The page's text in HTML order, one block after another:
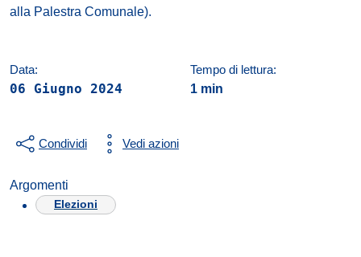
alla Palestra Comunale).
Data:
06 Giugno 2024
Tempo di lettura:
1 min
Condividi Vedi azioni
Argomenti
Elezioni